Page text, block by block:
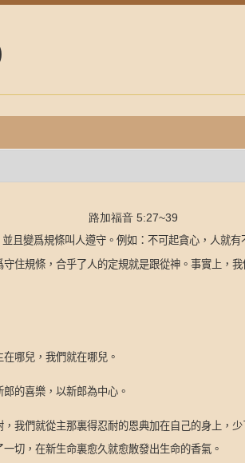
路加福音 5:27~39
且變爲規條叫人遵守。例如：不可起貪心，人就
守住規條，合乎了人的定規就是跟從神。事實上，
哪兒，我們就在哪兒。
郎的喜樂，以新郎為中心。
我們就從主那裏得忍耐的恩典加在自己的身上，
切，在新生命裏愈久就愈散發出生命的香氣。